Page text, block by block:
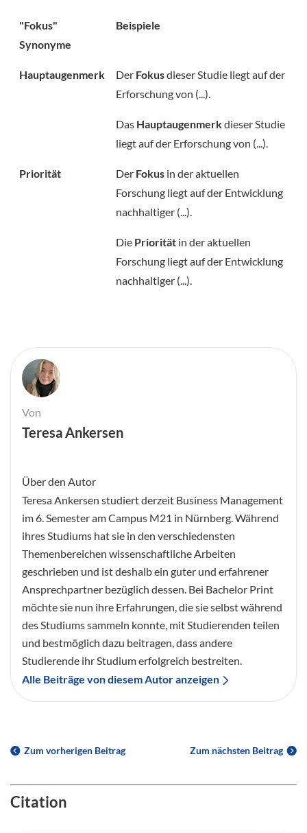
"Fokus"
Synonyme
Beispiele
Hauptaugenmerk Der Fokusdieser Studie liegt auf der
Erforschung von (...).
Das Hauptaugenmerkdieser Studie
liegt auf der Erforschung von (...).
Priorität Der Fokus in der aktuellen
Forschung liegt auf der Entwicklung
nachhaltiger (...).
Die Priorität in der aktuellen
Forschung liegt auf der Entwicklung
nachhaltiger (...).
Von
Teresa Ankersen
Über den Autor
Teresa Ankersen studiert derzeit Business Management
im 6. Semester am Campus M21 in Nürnberg. Während
ihres Studiums hat sie in den verschiedensten
Themenbereichen wissenschaftliche Arbeiten
geschrieben und ist deshalb ein guter und erfahrener
Ansprechpartner bezüglich dessen. Bei Bachelor Print
möchte sie nun ihre Erfahrungen, die sie selbst während
des Studiums sammeln konnte, mit Studierenden teilen
und bestmöglich dazu beitragen, dass andere
Studierende ihr Studium erfolgreich bestreiten.
Alle Beiträge von diesem Autor anzeigen
Zum vorherigen Beitrag Zum nächsten Beitrag
Citation